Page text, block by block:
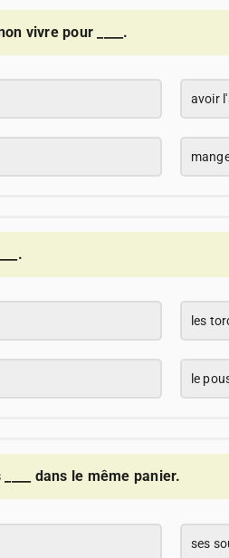
vivre pour ____.
avoir
les
le
dans le même panier.
ses